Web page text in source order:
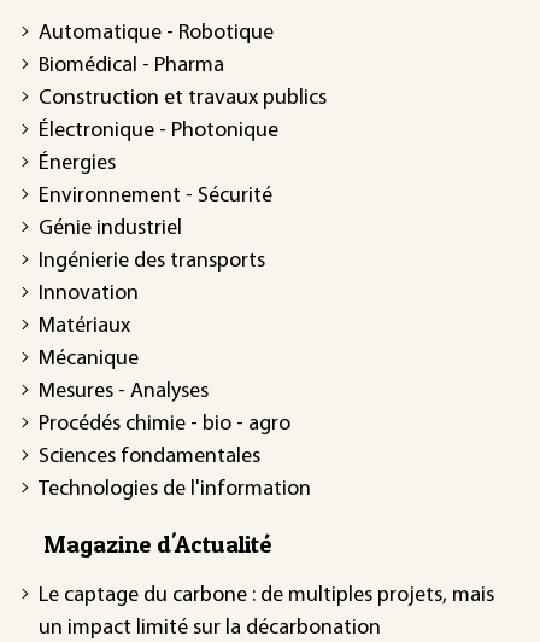
Automatique - Robotique
Biomédical - Pharma
Construction et travaux publics
Électronique - Photonique
Énergies
Environnement - Sécurité
Génie industriel
Ingénierie des transports
Innovation
Matériaux
Mécanique
Mesures - Analyses
Procédés chimie - bio - agro
Sciences fondamentales
Technologies de l'information
Magazine d'Actualité
Le captage du carbone : de multiples projets, mais
un impact limité sur la décarbonation